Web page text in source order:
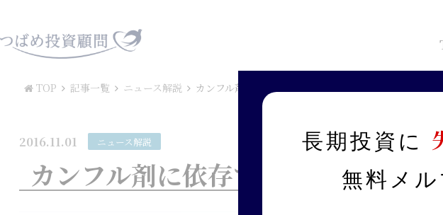
TOP 記事一覧 ニュース解説 カンフル剤に依存する中国の経済成長
2016.11.01 ニュース解説
カンフル剤に依存する中国の経済成
長期投資に
無料メ